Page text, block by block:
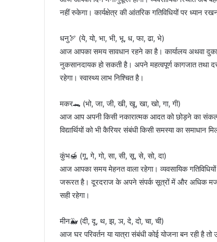
नहीं रुकेगा। कार्यक्षेत्र की आंतरिक गतिविधियों पर ध्यान
धनु🏹 (ये, यो, भा, भी, भू, ध, फा, ढा, भे)
आज आपका समय सावधान रहने का है। कार्यालय अथवा
नुकसानदायक हो सकती है। अपने महत्वपूर्ण कागजात तथा
रहेगा। स्वास्थ्य लाभ निश्चित है।
मकर🐊 (भो, जा, जी, खी, खू, खा, खो, गा, गी)
आज आप अपनी किसी नकारात्मक आदत को छोड़ने का संकल्प
विद्यार्थियों को भी कैरियर संबंधी किसी समस्या का
कुंभ🍯 (गू, गे, गो, सा, सी, सू, से, सो, दा)
आज आपका समय मेहनत वाला रहेगा। व्यवसायिक
जरूरत है। दूरदराज के अपने संपर्क सूत्रों में और अधिक
सही रहेगा।
मीन🐳 (दी, दू, थ, झ, ञ, दे, दो, चा, ची)
आज घर परिवर्तन या यात्रा संबंधी कोई योजना बन रही है